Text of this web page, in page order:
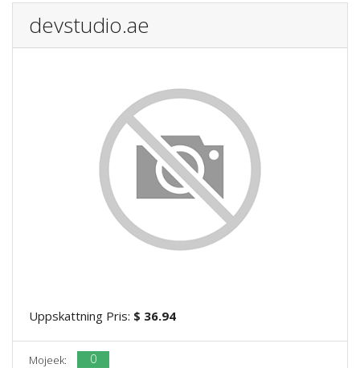
devstudio.ae
Uppskattning Pris: $ 36.94
Mojeek: 0